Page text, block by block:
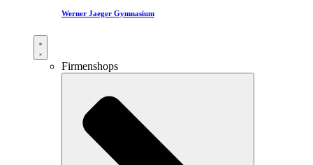
Werner Jaeger Gymnasium
Firmenshops